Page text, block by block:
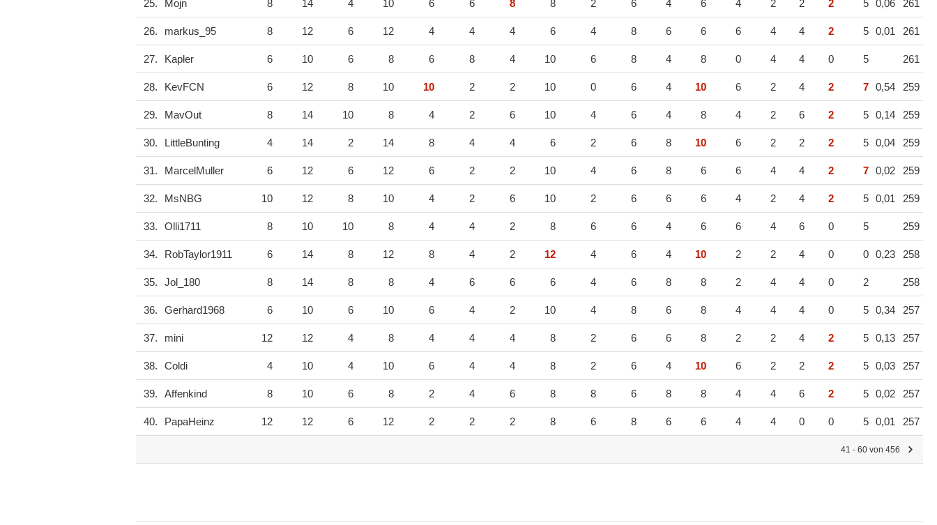
25. Mojn 8 14 4 10 6 6 8 8 2 6 4 6 4 2 2 2 5 0,06 261
26. markus_95 8 12 6 12 4 4 4 6 4 8 6 6 6 4 4 2 5 0,01 261
27. Kapler 6 10 6 8 6 8 4 10 6 8 4 8 0 4 4 0 5 261
28. KevFCN 6 12 8 10 10 2 2 10 0 6 4 10 6 2 4 2 7 0,54 259
29. MavOut 8 14 10 8 4 2 6 10 4 6 4 8 4 2 6 2 5 0,14 259
30. LittleBunting 4 14 2 14 8 4 4 6 2 6 8 10 6 2 2 2 5 0,04 259
31. MarcelMuller 6 12 6 12 6 2 2 10 4 6 8 6 6 4 4 2 7 0,02 259
32. MsNBG 10 12 8 10 4 2 6 10 2 6 6 6 4 2 4 2 5 0,01 259
33. Olli1711 8 10 10 8 4 4 2 8 6 6 4 6 6 4 6 0 5 259
34. RobTaylor1911 6 14 8 12 8 4 2 12 4 6 4 10 2 2 4 0 0 0,23 258
35. Jol_180 8 14 8 8 4 6 6 6 4 6 8 8 2 4 4 0 2 258
36. Gerhard1968 6 10 6 10 6 4 2 10 4 8 6 8 4 4 4 0 5 0,34 257
37. mini 12 12 4 8 4 4 4 8 2 6 6 8 2 2 4 2 5 0,13 257
38. Coldi 4 10 4 10 6 4 4 8 2 6 4 10 6 2 2 2 5 0,03 257
39. Affenkind 8 10 6 8 2 4 6 8 8 6 8 8 4 4 6 2 5 0,02 257
40. PapaHeinz 12 12 6 12 2 2 2 8 6 8 6 6 4 4 0 0 5 0,01 257
41 - 60 von 456